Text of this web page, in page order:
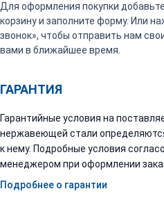
Для оформления покупки
корзину и заполните форму. Или
звонок», чтобы отправить нам
вами в ближайшее время.
ГАРАНТИЯ
Гарантийные условия на
нержавеющей стали
к нему. Подробные условия
менеджером при оформлении
Подробнее о гарантии